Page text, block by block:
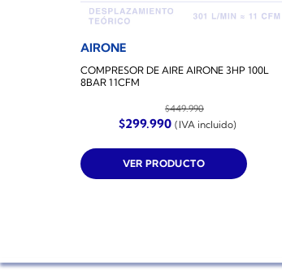
AIRONE
COMPRESOR DE AIRE AIRONE 3HP 100L
8BAR 11CFM
$449.990
El
precio
era:
$449.990.
$299.990El
precio
es:
$299.990.
(IVA incluido)
VER PRODUCTO